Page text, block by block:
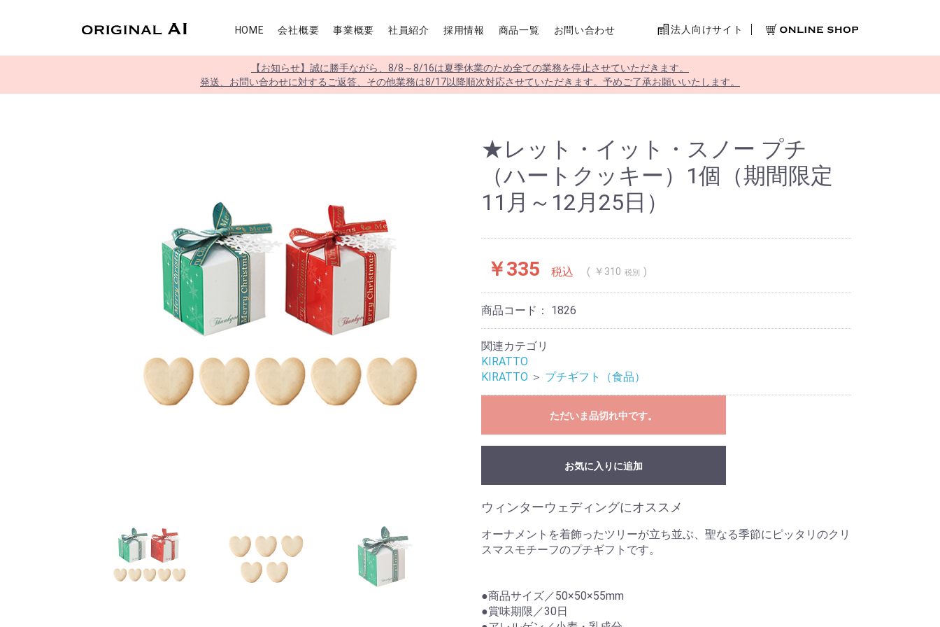
HOME 会社概要 事業概要 社員紹介 採用情報 商品一覧 お問い合わせ 法人向けサイト
【お知らせ】誠に勝手ながら、8/8～8/16は夏季休業のため全ての業務を停止させていただきます。
発送、お問い合わせに対するご返答、その他業務は8/17以降順次対応させていただきます。予めご了承お願いいたします。
★レット・イット・スノー プチ
（ハートクッキー）1個（期間限定
11月～12月25日）
￥335 税込 ￥310 税別
商品コード： 1826
関連カテゴリ
KIRATTO
KIRATTO ＞ プチギフト（食品）
ただいま品切れ中です。
お気に入りに追加
ウィンターウェディングにオススメ
オーナメントを着飾ったツリーが立ち並ぶ、聖なる季節にピッタリのクリ
スマスモチーフのプチギフトです。
●商品サイズ／50×50×55mm
●賞味期限／30日